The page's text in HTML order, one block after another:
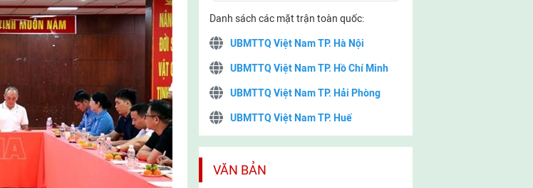
Danh sách các mặt trận toàn quốc:
UBMTTQ Việt Nam TP. Hà Nội
UBMTTQ Việt Nam TP. Hồ Chí Minh
UBMTTQ Việt Nam TP. Hải Phòng
UBMTTQ Việt Nam TP. Huế
UBMTTQ Việt Nam TP. Cần Thơ
VĂN BẢN